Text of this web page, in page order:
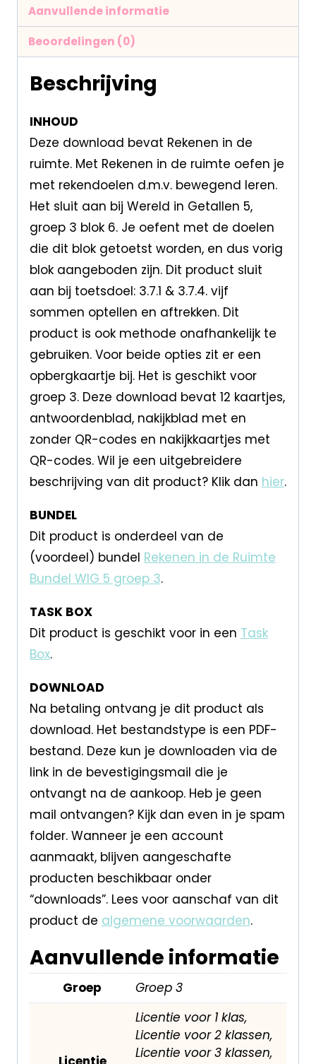
Aanvullende informatie
Beoordelingen (0)
Beschrijving
INHOUD
Deze download bevat Rekenen in de
ruimte. Met Rekenen in de ruimte oefen je
met rekendoelen d.m.v. bewegend leren.
Het sluit aan bij Wereld in Getallen 5,
groep 3 blok 6. Je oefent met de doelen
die dit blok getoetst worden, en dus vorig
blok aangeboden zijn. Dit product sluit
aan bij toetsdoel: 3.7.1 & 3.7.4. vijf
sommen optellen en aftrekken. Dit
product is ook methode onafhankelijk te
gebruiken. Voor beide opties zit er een
opbergkaartje bij. Het is geschikt voor
groep 3. Deze download bevat 12 kaartjes,
antwoordenblad, nakijkblad met en
zonder QR-codes en nakijkkaartjes met
QR-codes. Wil je een uitgebreidere
beschrijving van dit product? Klik dan hier.
BUNDEL
Dit product is onderdeel van de
(voordeel) bundel Rekenen in de Ruimte
Bundel WIG 5 groep 3.
TASK BOX
Dit product is geschikt voor in een Task
Box.
DOWNLOAD
Na betaling ontvang je dit product als
download. Het bestandstype is een PDF-
bestand. Deze kun je downloaden via de
link in de bevestigingsmail die je
ontvangt na de aankoop. Heb je geen
mail ontvangen? Kijk dan even in je spam
folder. Wanneer je een account
aanmaakt, blijven aangeschafte
producten beschikbaar onder
“downloads”. Lees voor aanschaf van dit
product de algemene voorwaarden.
Aanvullende informatie
Groep Groep 3
Licentie voor 1 klas,
Licentie voor 2 klassen,
Licentie voor 3 klassen,